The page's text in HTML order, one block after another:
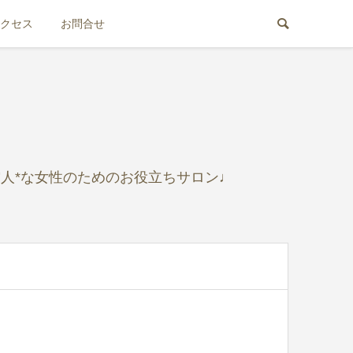
セス お問合せ
*な女性のためのお役立ちサロン♩